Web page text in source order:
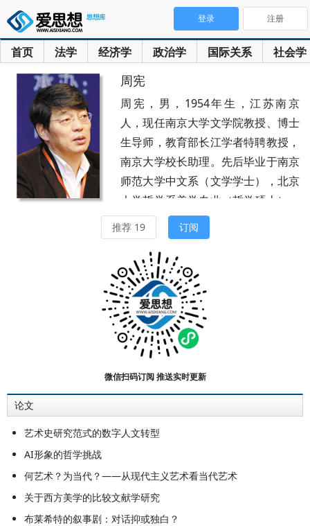
首页 法学 经济学 政治学 国际关系 社会学
登录 注册
周宪
周宪，男，1954年生，江苏南京
人，现任南京大学文学院教授、博士
生导师，教育部长江学者特聘教授，
南京大学校长助理。先后毕业于南京
师范大学中文系（文学学士），北京
大学哲学系美学专业（哲学硕士），
南京大学中文戏剧学专业（文学博
士）。主要研究领域：文化研究、美
学和文艺学。主要著作：《当代中国
审美文化研究》，北京大学出版社
1997年版；《超越文学－－文学的
文化哲学思考》，上海三联书店
1997年版；《20世纪西方美学》，
高等教育出版社2004年版；《文化
表征与文化研究》，北京大学出版社
2007年版；《走向创造的境界》，
南京大学出版社2009年版等等。
推荐 19 订阅
微信扫码订阅 推送实时更新
论文
艺术史研究范式的数字人文转型
AI形象的哲学挑战
何艺术？为当代？——从现代主义艺术看当代艺术
关于西方美学的比较文献学研究
布莱希特的叙事剧：对话抑或独白？